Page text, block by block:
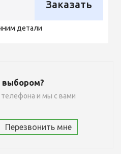
Заказать
детали
выбором?
и мы с вами
Перезвонить мне